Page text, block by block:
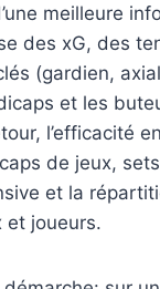
meilleure
des xG, des
(gardien,
et les
l’efficacité
de jeux,
et la
et joueurs.